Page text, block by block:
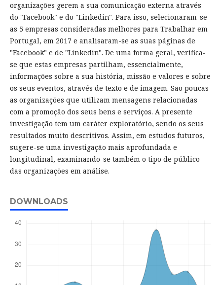
organizações gerem a sua comunicação externa através
do "Facebook" e do "Linkedin". Para isso, selecionaram-se
as 5 empresas consideradas melhores para Trabalhar em
Portugal, em 2017 e analisaram-se as suas páginas de
"Facebook" e de "Linkedin". De uma forma geral, verifica-
se que estas empresas partilham, essencialmente,
informações sobre a sua história, missão e valores e sobre
os seus eventos, através de texto e de imagem. São poucas
as organizações que utilizam mensagens relacionadas
com a promoção dos seus bens e serviços. A presente
investigação tem um caráter exploratório, sendo os seus
resultados muito descritivos. Assim, em estudos futuros,
sugere-se uma investigação mais aprofundada e
longitudinal, examinando-se também o tipo de público
das organizações em análise.
DOWNLOADS